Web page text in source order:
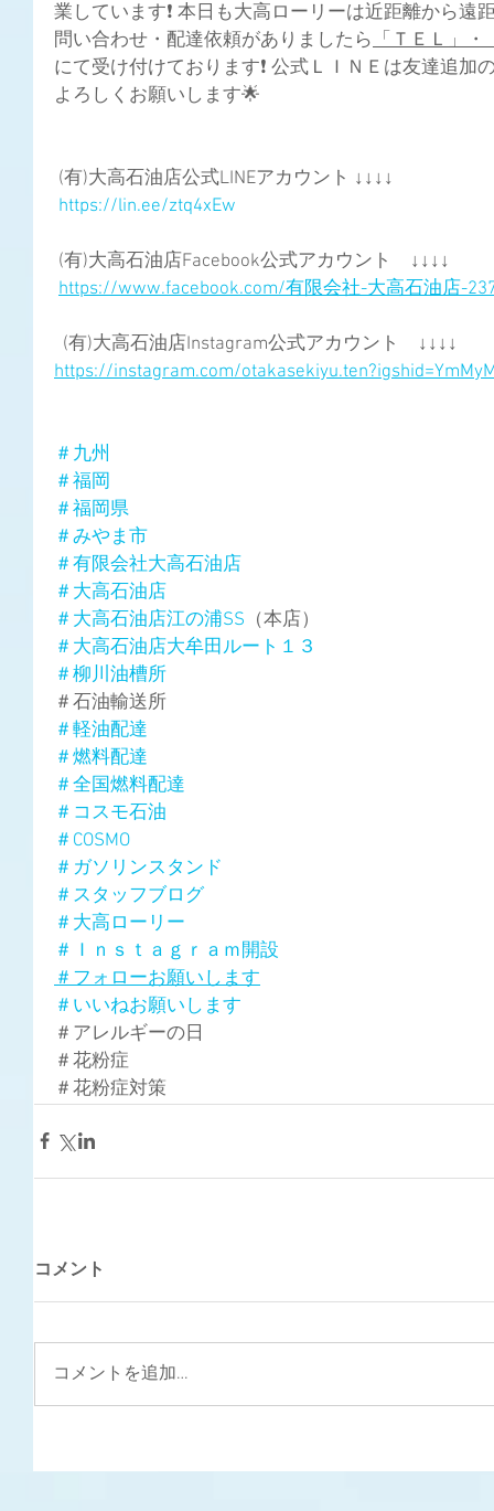
業しています❗ 本日も大高ローリーは近距離から
問い合わせ・配達依頼がありましたら 「ＴＥＬ」
にて受け付けております❗ 公式ＬＩＮＥは友達追加
よろしくお願いします🌟
(有)大高石油店公式LINEアカウント ↓↓↓↓
https://lin.ee/ztq4xEw
(有)大高石油店Facebook公式アカウント　↓↓↓↓
https://www.facebook.com/有限会社-大高石油店-
  (有)大高石油店Instagram公式アカウント　↓↓↓↓
https://instagram.com/
＃九州
＃福岡
＃福岡県
＃みやま市
＃有限会社大高石油店
＃大高石油店
＃大高石油店江の浦SS （本店）
＃大高石油店大牟田ルート１３
＃柳川油槽所
＃石油輸送所
＃軽油配達
＃燃料配達
＃全国燃料配達
＃コスモ石油
＃COSMO
＃ガソリンスタンド
＃スタッフブログ
＃大高ローリー
＃Ｉｎｓｔａｇｒａｍ開設
＃フォローお願いします
＃いいねお願いします
＃アレルギーの日
＃花粉症
＃花粉症対策
コメント
コメントを追加…